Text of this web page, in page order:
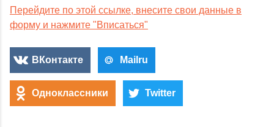
Перейдите по этой ссылке, внесите свои данные в
форму и нажмите "Вписаться"
ВКонтакте Mailru
Одноклассники Twitter